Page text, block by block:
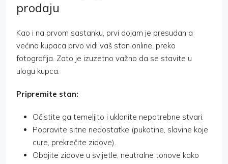
prodaju
Kao i na prvom sastanku, prvi dojam je presudan a
većina kupaca prvo vidi vaš stan online, preko
fotografija. Zato je izuzetno važno da se stavite u
ulogu kupca.
Pripremite stan:
Očistite ga temeljito i uklonite nepotrebne stvari.
Popravite sitne nedostatke (pukotine, slavine koje
cure, prekrečite zidove).
Obojite zidove u svijetle, neutralne tonove kako